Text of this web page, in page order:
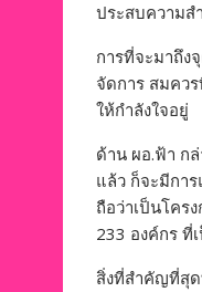
ประสบความส
การที่จะมาถึง
จัดการ สมคว
ให้กำลังใจอยู่
ด้าน ผอ.ฟ้า กล่
แล้ว ก็จะมีกา
ถือว่าเป็นโคร
233 องค์กร ที่
สิ่งที่สำคัญที่สุด